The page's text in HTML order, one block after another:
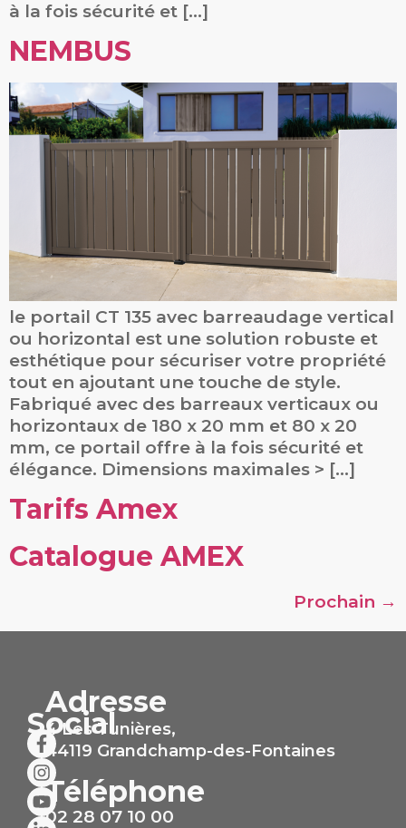
à la fois sécurité et […]
NEMBUS
le portail CT 135 avec barreaudage vertical
ou horizontal est une solution robuste et
esthétique pour sécuriser votre propriété
tout en ajoutant une touche de style.
Fabriqué avec des barreaux verticaux ou
horizontaux de 180 x 20 mm et 80 x 20
mm, ce portail offre à la fois sécurité et
élégance. Dimensions maximales > […]
Tarifs Amex
Catalogue AMEX
Prochain →
Social
Adresse
4 Les Tunières,
44119 Grandchamp-des-Fontaines
Téléphone
02 28 07 10 00